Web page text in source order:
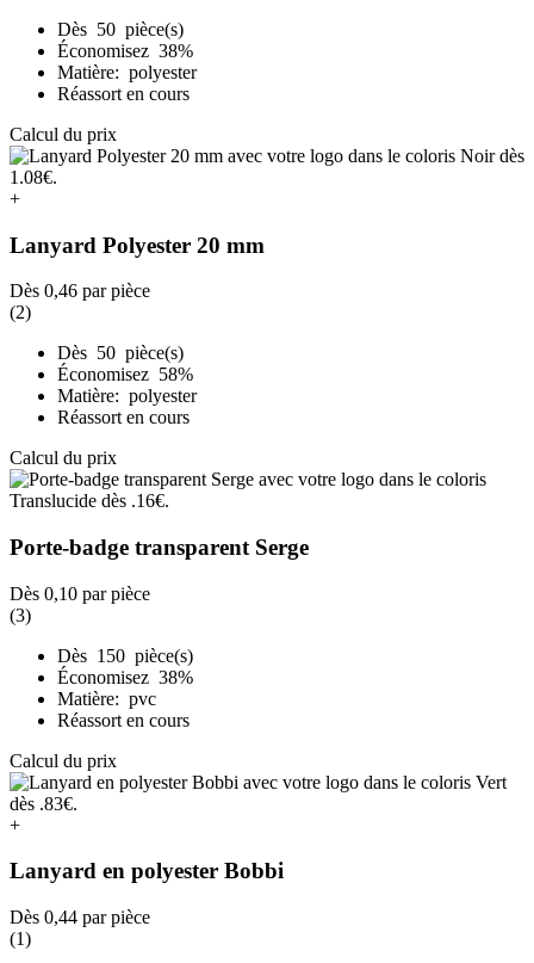
Dès 50 pièce(s)
Économisez 38%
Matière: polyester
Réassort en cours
Calcul du prix
+
Lanyard Polyester 20 mm
Dès 0,46 par pièce
(2)
Dès 50 pièce(s)
Économisez 58%
Matière: polyester
Réassort en cours
Calcul du prix
Porte-badge transparent Serge
Dès 0,10 par pièce
(3)
Dès 150 pièce(s)
Économisez 38%
Matière: pvc
Réassort en cours
Calcul du prix
+
Lanyard en polyester Bobbi
Dès 0,44 par pièce
(1)